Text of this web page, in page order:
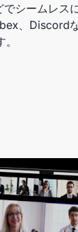
シームレス
、Discord